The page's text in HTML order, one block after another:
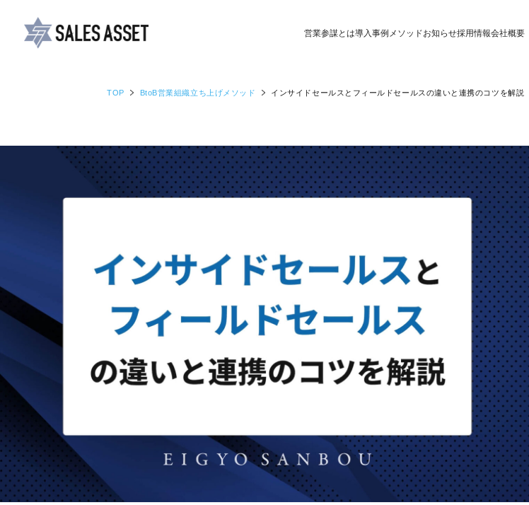
営業参謀とは導入事例 メソッドお知らせ採用情報会社概要
TOP BtoB営業組織立ち上げメソッド インサイドセールスとフィールドセールスの違いと連携のコツを解説